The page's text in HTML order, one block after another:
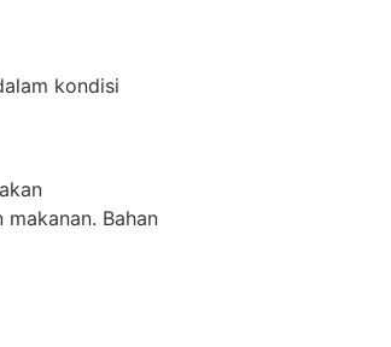
kondisi
Bahan